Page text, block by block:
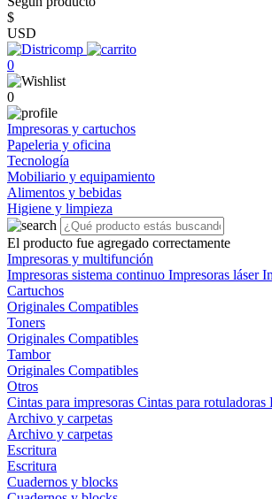
$
USD
0
0
Impresoras y cartuchos
Papeleria y oficina
Tecnología
Mobiliario y equipamiento
Alimentos y bebidas
Higiene y limpieza
El producto fue agregado correctamente
Impresoras y multifunción
Impresoras sistema continuo Impresoras láser
Cartuchos
Originales Compatibles
Toners
Originales Compatibles
Tambor
Originales Compatibles
Otros
Cintas para impresoras Cintas para rotuladoras
Archivo y carpetas
Archivo y carpetas
Escritura
Escritura
Cuadernos y blocks